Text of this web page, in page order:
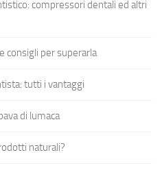
compressori dentali ed altri
consigli per superarla
tutti i vantaggi
di lumaca
naturali?